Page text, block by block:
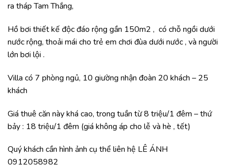
ra tháp Tam Thắng,
Hồ bơi thiết kế độc đáo rộng gần 150m2 , có chỗ ngồi dưới
nước rộng, thoải mái cho trẻ em chơi đùa dưới nước , và người
lớn bơi lội .
Villa có 7 phòng ngủ, 10 giường nhận đoàn 20 khách – 25
khách
Giá thuê căn này khá cao, trong tuần từ 8 triệu/1 đêm – thứ
bảy : 18 triệu/1 đêm (giá không áp cho lễ và hè , tết)
Quý khách cần hình ảnh cụ thể liên hệ LÊ ÁNH
0912058982